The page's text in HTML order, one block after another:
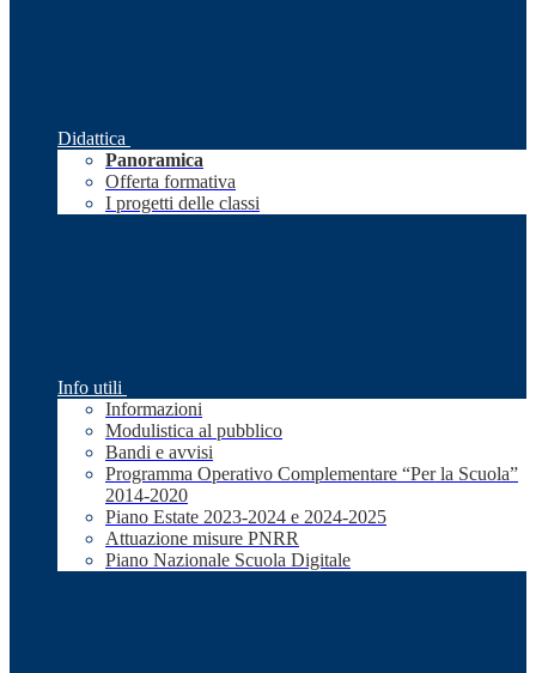
Didattica
Panoramica
Offerta formativa
I progetti delle classi
Info utili
Informazioni
Modulistica al pubblico
Bandi e avvisi
Programma Operativo Complementare “Per la Scuola”
2014-2020
Piano Estate 2023-2024 e 2024-2025
Attuazione misure PNRR
Piano Nazionale Scuola Digitale